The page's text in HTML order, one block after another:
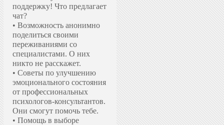
поддержку! Что предлагает
чат?
• Возможность анонимно
поделиться своими
переживаниями со
специалистами. О них
никто не расскажет.
• Советы по улучшению
эмоционального состояния
от профессиональных
психологов-консультантов.
Они смогут помочь тебе.
• Помощь в выборе